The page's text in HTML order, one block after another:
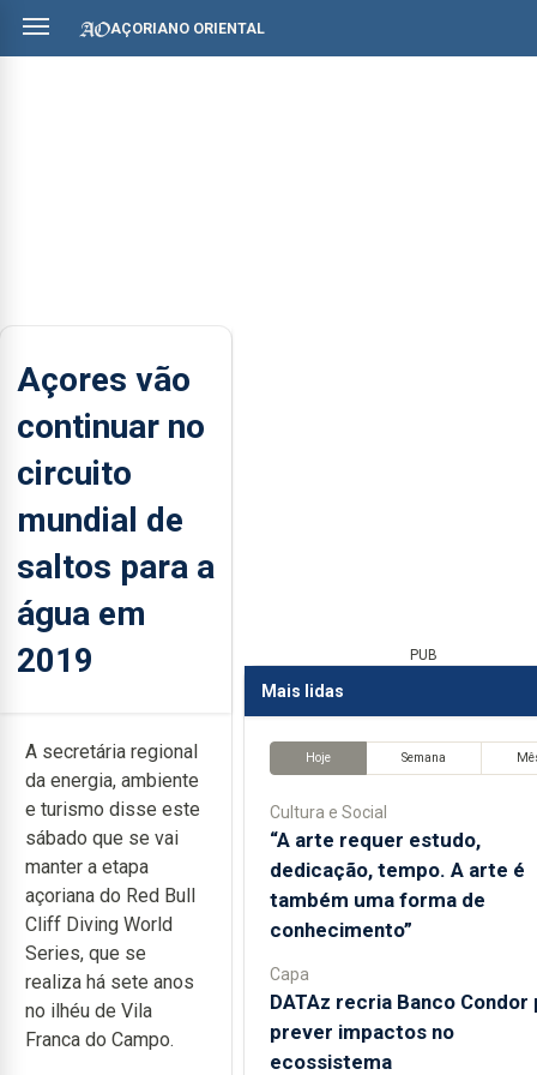
AÇORIANO ORIENTAL
Açores vão
continuar no
circuito
mundial de
saltos para a
água em
2019
A secretária regional
da energia, ambiente
e turismo disse este
sábado que se vai
manter a etapa
açoriana do Red Bull
Cliff Diving World
Series, que se
realiza há sete anos
no ilhéu de Vila
Franca do Campo.
PUB
Mais lidas
Hoje Semana
Cultura e Social
“A arte requer estudo,
dedicação, tempo. A arte é
também uma forma de
conhecimento”
Capa
DATAz recria Banco Condor
prever impactos no
ecossistema